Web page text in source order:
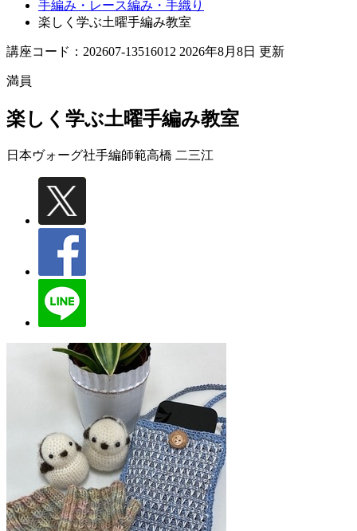
手編み・レース編み・手織り
楽しく学ぶ土曜手編み教室
講座コード：202607-13516012 2026年8月8日 更新
満員
楽しく学ぶ土曜手編み教室
日本ヴォーグ社手編師範高橋 二三江